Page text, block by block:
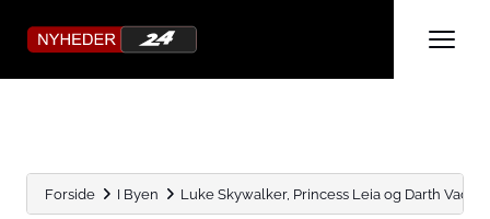
Forside I Byen Luke Skywalker, Princess Leia og Darth